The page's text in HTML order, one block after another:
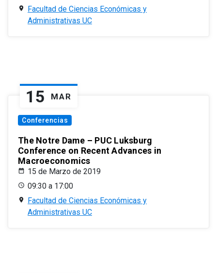
Facultad de Ciencias Económicas y
Administrativas UC
15 MAR
Conferencias
The Notre Dame – PUC Luksburg
Conference on Recent Advances in
Macroeconomics
15 de Marzo de 2019
09:30 a 17:00
Facultad de Ciencias Económicas y
Administrativas UC